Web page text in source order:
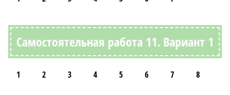
Самостоятельная работа 11. Вариант 1
1 2 3 4 5 6 7 8